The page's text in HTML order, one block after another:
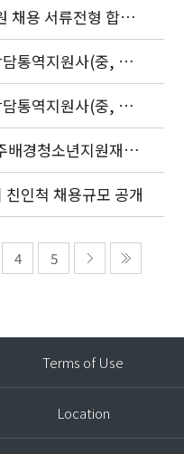
채용 서류전형 합격
전형 안내
통역지원사(중, 베,
사 합격자 발표
통역지원사(중, 베,
사 합격자 발표
배경청소년지원재단
실/사업운영부/개발
고 (~4/26)
친인척 채용규모 공개
4 5
Terms of Use
Location